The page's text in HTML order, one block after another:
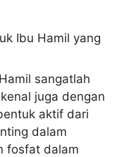
sangatlah
juga dengan
aktif dari
dalam
fosfat dalam